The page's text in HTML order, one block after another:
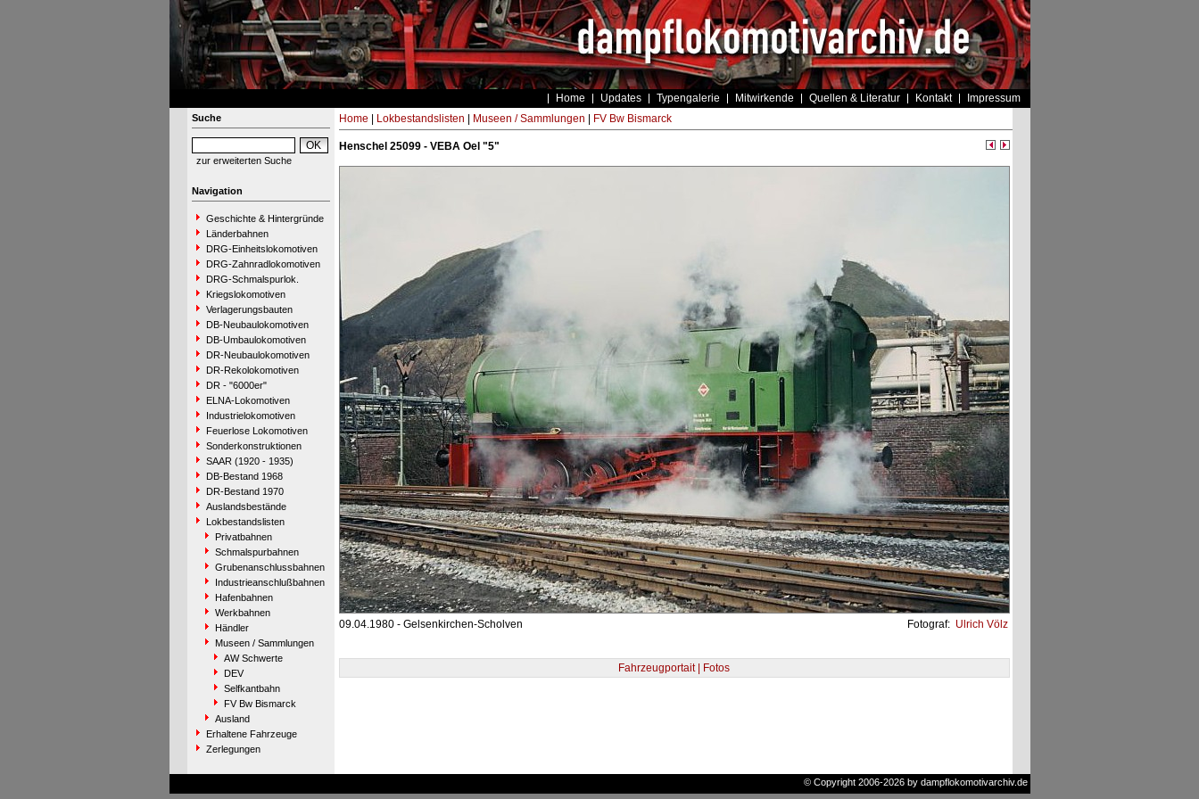
Home Updates Typengalerie Mitwirkende Quellen & Literatur Kontakt Impressum
Suche
zur erweiterten Suche
Navigation
Geschichte & Hintergründe
Länderbahnen
DRG-Einheitslokomotiven
DRG-Zahnradlokomotiven
DRG-Schmalspurlok.
Kriegslokomotiven
Verlagerungsbauten
DB-Neubaulokomotiven
DB-Umbaulokomotiven
DR-Neubaulokomotiven
DR-Rekolokomotiven
DR - "6000er"
ELNA-Lokomotiven
Industrielokomotiven
Feuerlose Lokomotiven
Sonderkonstruktionen
SAAR (1920 - 1935)
DB-Bestand 1968
DR-Bestand 1970
Auslandsbestände
Lokbestandslisten
Privatbahnen
Schmalspurbahnen
Grubenanschlussbahnen
Industrieanschlußbahnen
Hafenbahnen
Werkbahnen
Händler
Museen / Sammlungen
AW Schwerte
DEV
Selfkantbahn
FV Bw Bismarck
Ausland
Erhaltene Fahrzeuge
Zerlegungen
Home Lokbestandslisten Museen / Sammlungen FV Bw Bismarck
Henschel 25099 - VEBA Oel "5"
09.04.1980 - Gelsenkirchen-Scholven Fotograf: Ulrich Völz
Fahrzeugportait | Fotos
© Copyright 2006-2026 by dampflokomotivarchiv.de